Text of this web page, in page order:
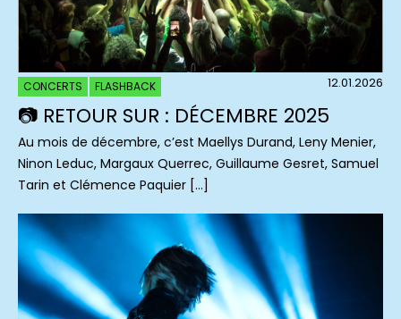
CONCERTS FLASHBACK 12.01.2026
📷 RETOUR SUR : DÉCEMBRE 2025
Au mois de décembre, c’est Maellys Durand, Leny Menier,
Ninon Leduc, Margaux Querrec, Guillaume Gesret, Samuel
Tarin et Clémence Paquier […]